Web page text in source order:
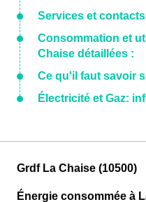
Services et
Consommation et
Chaise détaillées :
Ce qu'il faut savoir
Électricité et Gaz:
Grdf La Chaise (10500)
Énergie consommée à